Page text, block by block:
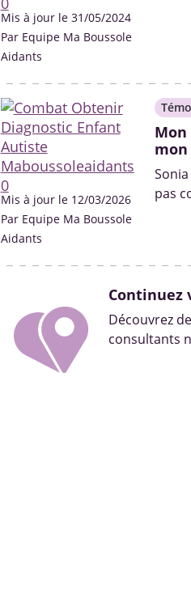
Mis à jour le 31/05/2024
Par Equipe Ma Boussole
Aidants
Mis à jour le 12/03/2026
Par Equipe Ma Boussole
Aidants
pas
Continuez
Découvrez
consultants